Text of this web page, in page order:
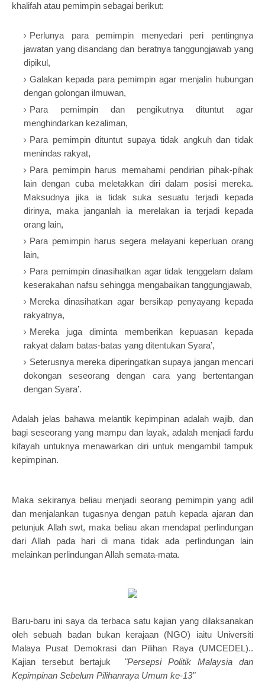
khalifah atau pemimpin sebagai berikut:
Perlunya para pemimpin menyedari peri pentingnya
jawatan yang disandang dan beratnya tanggungjawab yang
dipikul,
Galakan kepada para pemimpin agar menjalin hubungan
dengan golongan ilmuwan,
Para pemimpin dan pengikutnya dituntut agar
menghindarkan kezaliman,
Para pemimpin dituntut supaya tidak angkuh dan tidak
menindas rakyat,
Para pemimpin harus memahami pendirian pihak-pihak
lain dengan cuba meletakkan diri dalam posisi mereka.
Maksudnya jika ia tidak suka sesuatu terjadi kepada
dirinya, maka janganlah ia merelakan ia terjadi kepada
orang lain,
Para pemimpin harus segera melayani keperluan orang
lain,
Para pemimpin dinasihatkan agar tidak tenggelam dalam
keserakahan nafsu sehingga mengabaikan tanggungjawab,
Mereka dinasihatkan agar bersikap penyayang kepada
rakyatnya,
Mereka juga diminta memberikan kepuasan kepada
rakyat dalam batas-batas yang ditentukan Syara’,
Seterusnya mereka diperingatkan supaya jangan mencari
dokongan seseorang dengan cara yang bertentangan
dengan Syara’.
Adalah jelas bahawa melantik kepimpinan adalah wajib, dan
bagi seseorang yang mampu dan layak, adalah menjadi fardu
kifayah untuknya menawarkan diri untuk mengambil tampuk
kepimpinan.
Maka sekiranya beliau menjadi seorang pemimpin yang adil
dan menjalankan tugasnya dengan patuh kepada ajaran dan
petunjuk Allah swt, maka beliau akan mendapat perlindungan
dari Allah pada hari di mana tidak ada perlindungan lain
melainkan perlindungan Allah semata-mata.
Baru-baru ini saya da terbaca satu kajian yang dilaksanakan
olehsebuah badan bukan kerajaan (NGO) iaitu Universiti
Malaya Pusat Demokrasi dan Pilihan Raya (UMCEDEL)..
Kajian tersebut
bertajuk "Persepsi Politik Malaysia dan
Kepimpinan Sebelum Pilihanraya Umum ke-13"